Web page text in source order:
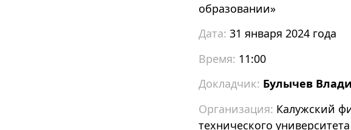
образовании»
31 января 2024 года
11:00
Булычев
Калужский
технического